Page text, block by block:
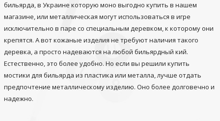
бильярда, в Украине которую моно выгодно купить в нашем
магазине, или металлическая могут использоваться в игре
исключительно в паре со специальным деревком, к которому они
крепятся. А вот кожаные изделия не требуют наличия такого
деревка, а просто надеваются на любой бильярдный кий.
Естественно, это более удобно. Но если вы решили купить
мостики для бильярда из пластика или металла, лучше отдать
предпочтение металлическому изделию. Оно более долговечно и
надежно.